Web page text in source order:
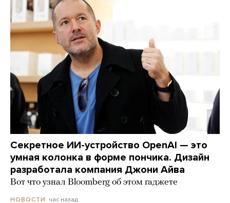
Секретное ИИ-устройство OpenAI — это
умная колонка в форме пончика. Дизайн
разработала компания Джони Айва
Вот что узнал Bloomberg об этом гаджете
НОВОСТИ час назад